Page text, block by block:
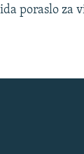
poraslo za